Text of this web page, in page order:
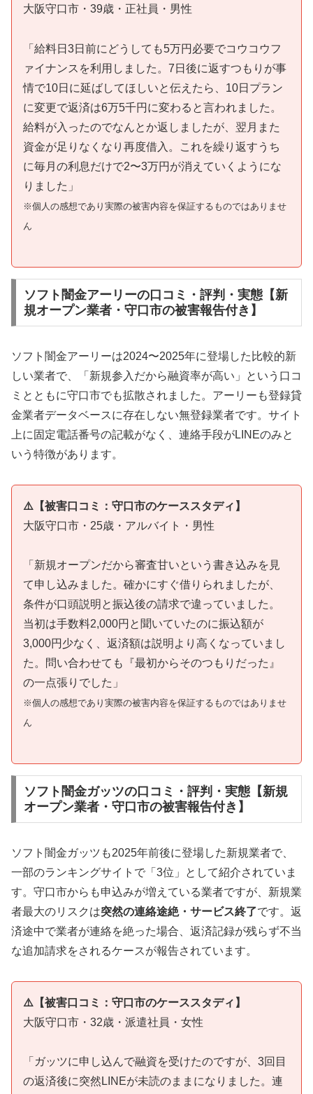
大阪守口市・39歳・正社員・男性
「給料日3日前にどうしても5万円必要でコウコウフ
ァイナンスを利用しました。7日後に返すつもりが事
情で10日に延ばしてほしいと伝えたら、10日プラン
に変更で返済は6万5千円に変わると言われました。
給料が入ったのでなんとか返しましたが、翌月また
資金が足りなくなり再度借入。これを繰り返すうち
に毎月の利息だけで2〜3万円が消えていくようにな
りました」
※個人の感想であり実際の被害内容を保証するものではありませ
ん
ソフト闇金アーリーの口コミ・評判・実態【新
規オープン業者・守口市の被害報告付き】
ソフト闇金アーリーは2024〜2025年に登場した比較的新
しい業者で、「新規参入だから融資率が高い」という口コ
ミとともに守口市でも拡散されました。アーリーも登録貸
金業者データベースに存在しない無登録業者です。サイト
上に固定電話番号の記載がなく、連絡手段がLINEのみと
いう特徴があります。
⚠️【被害口コミ：守口市のケーススタディ】
大阪守口市・25歳・アルバイト・男性
「新規オープンだから審査甘いという書き込みを見
て申し込みました。確かにすぐ借りられましたが、
条件が口頭説明と振込後の請求で違っていました。
当初は手数料2,000円と聞いていたのに振込額が
3,000円少なく、返済額は説明より高くなっていまし
た。問い合わせても『最初からそのつもりだった』
の一点張りでした」
※個人の感想であり実際の被害内容を保証するものではありませ
ん
ソフト闇金ガッツの口コミ・評判・実態【新規
オープン業者・守口市の被害報告付き】
ソフト闇金ガッツも2025年前後に登場した新規業者で、
一部のランキングサイトで「3位」として紹介されていま
す。守口市からも申込みが増えている業者ですが、新規業
者最大のリスクは突然の連絡途絶・サービス終了です。返
済途中で業者が連絡を絶った場合、返済記録が残らず不当
な追加請求をされるケースが報告されています。
⚠️【被害口コミ：守口市のケーススタディ】
大阪守口市・32歳・派遣社員・女性
「ガッツに申し込んで融資を受けたのですが、3回目
の返済後に突然LINEが未読のままになりました。連